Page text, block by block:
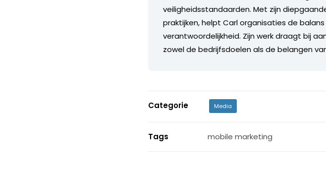
veiligheidsstandaarden. Met zijn
praktijken, helpt Carl organisaties de
verantwoordelijkheid. Zijn werk draagt bij
zowel de bedrijfsdoelen als de belangen
Categorie Media
Tags mobile marketing